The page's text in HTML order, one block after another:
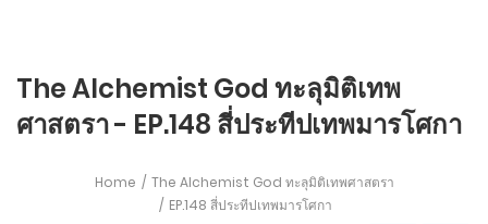
The Alchemist God ทะลุมิติเทพ
ศาสตรา - EP.148 สี่ประทีปเทพมารโศกา
Home
The Alchemist God ทะลุมิติเทพศาสตรา
EP.148 สี่ประทีปเทพมารโศกา